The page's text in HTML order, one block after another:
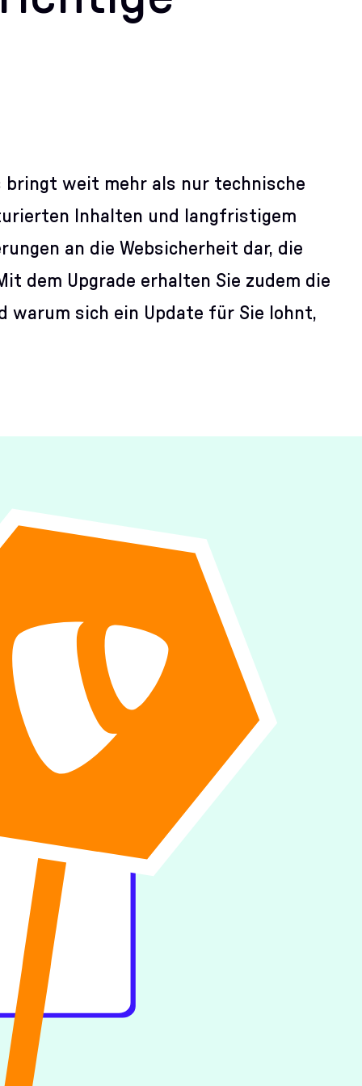
bringt weit mehr als nur technische
Inhalten und langfristigem
an die Websicherheit dar, die
dem Upgrade erhalten Sie zudem die
warum sich ein Update für Sie lohnt,